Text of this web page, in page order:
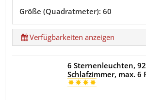
Größe (Quadratmeter): 60
Verfügbarkeiten anzeigen
6 Sternenleuchten,
Schlafzimmer, max. 6